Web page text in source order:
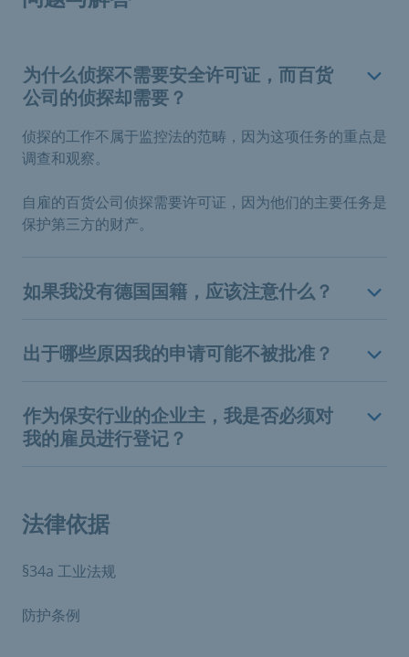
为什么侦探不需要安全许可证，而百货
公司的侦探却需要？
侦探的工作不属于监控法的范畴，因为这项任务的重点是
调查和观察。
自雇的百货公司侦探需要许可证，因为他们的主要任务是
保护第三方的财产。
如果我没有德国国籍，应该注意什么？
出于哪些原因我的申请可能不被批准？
作为保安行业的企业主，我是否必须对
我的雇员进行登记？
法律依据
§34a 工业法规
防护条例